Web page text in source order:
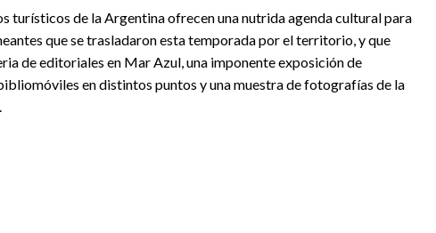
turísticos de la Argentina ofrecen una nutrida agenda cultural para
que se trasladaron esta temporada por el territorio, y que
de editoriales en Mar Azul, una imponente exposición de
en distintos puntos y una muestra de fotografías de la